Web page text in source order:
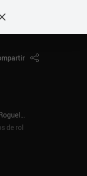
Octane100: Premium Roguelike
de rol